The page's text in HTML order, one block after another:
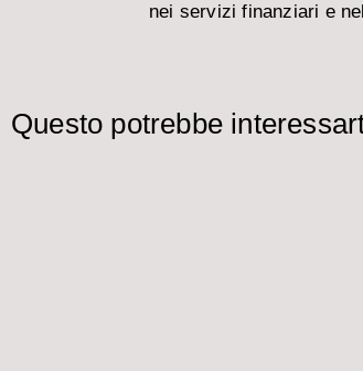
nei servizi finanziari e
Questo potrebbe